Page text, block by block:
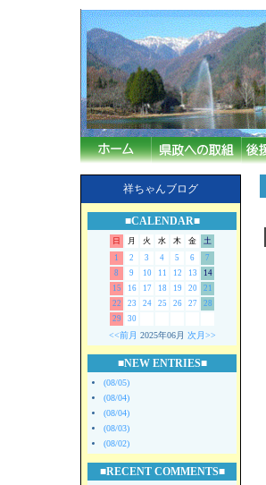
祥ちゃんブログ
■CALENDAR■
日 月 火 水 木 金
土
1
2 3 4 5 6
7
8
9 10 11 12 13
14
15
16 17 18 19 20
21
22
23 24 25 26 27
28
29
30
<<前月 2025年06月 次月>>
■NEW ENTRIES■
(08/05)
(08/04)
(08/04)
(08/03)
(08/02)
■RECENT COMMENTS■